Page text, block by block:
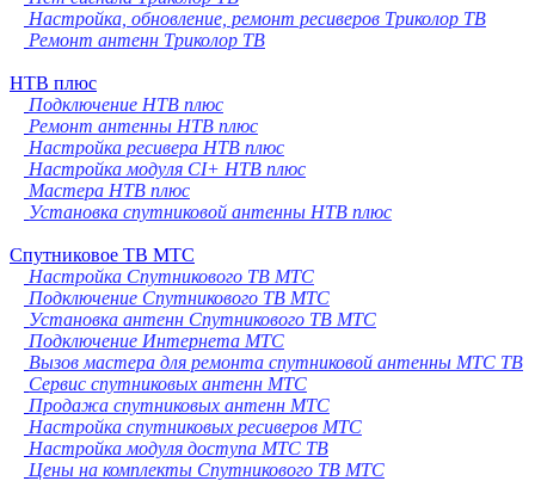
Настройка, обновление, ремонт ресиверов Триколор ТВ
Ремонт антенн Триколор ТВ
НТВ плюс
Подключение НТВ плюс
Ремонт антенны НТВ плюс
Настройка ресивера НТВ плюс
Настройка модуля CI+ НТВ плюс
Мастера НТВ плюс
Установка спутниковой антенны НТВ плюс
Спутниковое ТВ МТС
Настройка Спутникового ТВ МТС
Подключение Спутникового ТВ МТС
Установка антенн Спутникового ТВ МТС
Подключение Интернета МТС
Вызов мастера для ремонта спутниковой антенны МТС ТВ
Сервис спутниковых антенн МТС
Продажа спутниковых антенн МТС
Настройка спутниковых ресиверов МТС
Настройка модуля доступа МТС ТВ
Цены на комплекты Спутникового ТВ МТС